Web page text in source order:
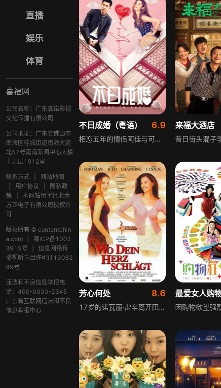
直播
娱乐
体育
喜福网
公司名称：广东鑫锘影视
文化传播有限公司
公司地址：广东省佛山市
南海区桂城街道南海大道
北57号南海新闻中心大楼
十九层1912室
联系方式
网站地图
用户协议
隐私政
策
本网站用字经北大
方正电子有限公司授权许
可
版权所有 © contentchin
a.com
粤ICP备1002
3915号
信息网络传
播视听节目许可证19082
89号
违法和不良信息举报电
话：400-0000-2345
广东省互联网违法和不良
信息举报中心
不日成婚（粤语） 6.9
相恋五年的情侣阿佳与可怡，因“结婚”一事爆发严重感情危机。可怡将结婚视作爱情的终极证明，阿佳却把结婚当成爱情的坟墓。为此两人各出奇招，上演了Cosplay、午夜示好、赴澳门出行等一系列闹剧，一场围绕婚恋观念的男女情感博弈就此展开。就在阿佳以为成功摆脱“结婚陷阱”时，可怡身上却发生了意外状况，让两人的关系再度陷入未知。
来福大酒店
芳心何处 8.6
17岁的诺瓦丽·雷辛离开田纳西的拖车屋，前往加利福尼亚寻找新生活。在俄克拉荷马，怀孕的她遭男友抛弃，因没钱躲在当地沃尔玛生下孩子，成为当地“名人”。她决定把这里当作新家，与一位图书管理员产生真挚恋情，在陌生的城市里，她开启了全新的人生篇章。